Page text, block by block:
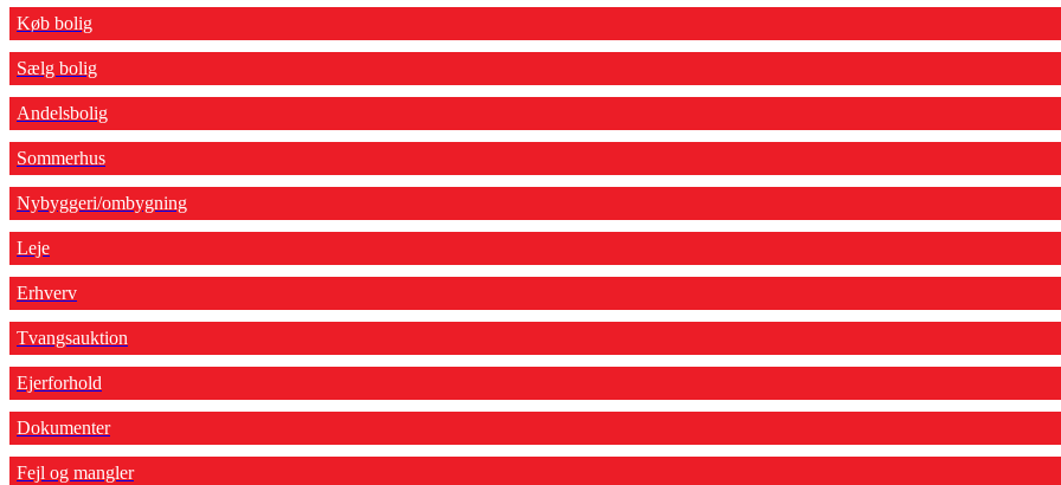
Køb bolig
Sælg bolig
Andelsbolig
Sommerhus
Nybyggeri/ombygning
Leje
Erhverv
Tvangsauktion
Ejerforhold
Dokumenter
Fejl og mangler